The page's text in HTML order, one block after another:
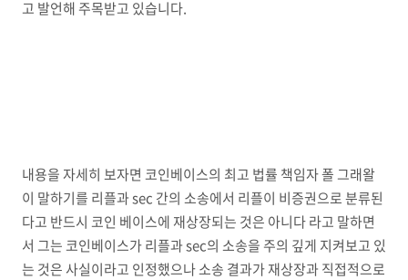
고 발언해 주목받고 있습니다.
내용을 자세히 보자면 코인베이스의 최고 법률 책임자 폴 그래왈
이 말하기를 리플과 sec 간의 소송에서 리플이 비증권으로 분류된
다고 반드시 코인 베이스에 재상장되는 것은 아니다 라고 말하면
서 그는 코인베이스가 리플과 sec의 소송을 주의 깊게 지켜보고 있
는 것은 사실이라고 인정했으나 소송 결과가 재상장과 직접적으로